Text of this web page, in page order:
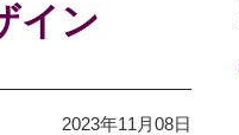
イン
2023年11月08日